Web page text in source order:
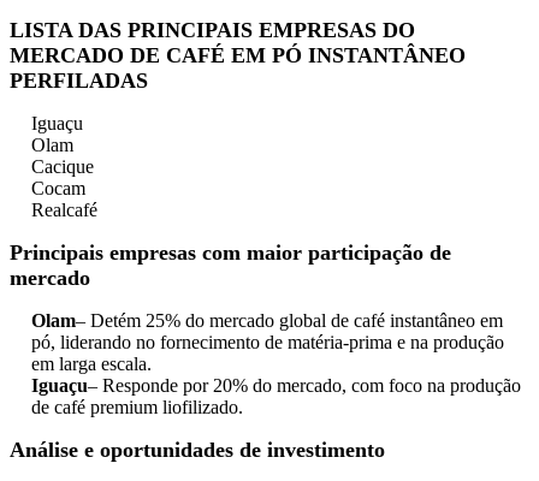
LISTA DAS PRINCIPAIS EMPRESAS DO
MERCADO DE CAFÉ EM PÓ INSTANTÂNEO
PERFILADAS
Iguaçu
Olam
Cacique
Cocam
Realcafé
Principais empresas com maior participação de
mercado
Olam– Detém 25% do mercado global de café instantâneo em
pó, liderando no fornecimento de matéria-prima e na produção
em larga escala.
Iguaçu– Responde por 20% do mercado, com foco na produção
de café premium liofilizado.
Análise e oportunidades de investimento